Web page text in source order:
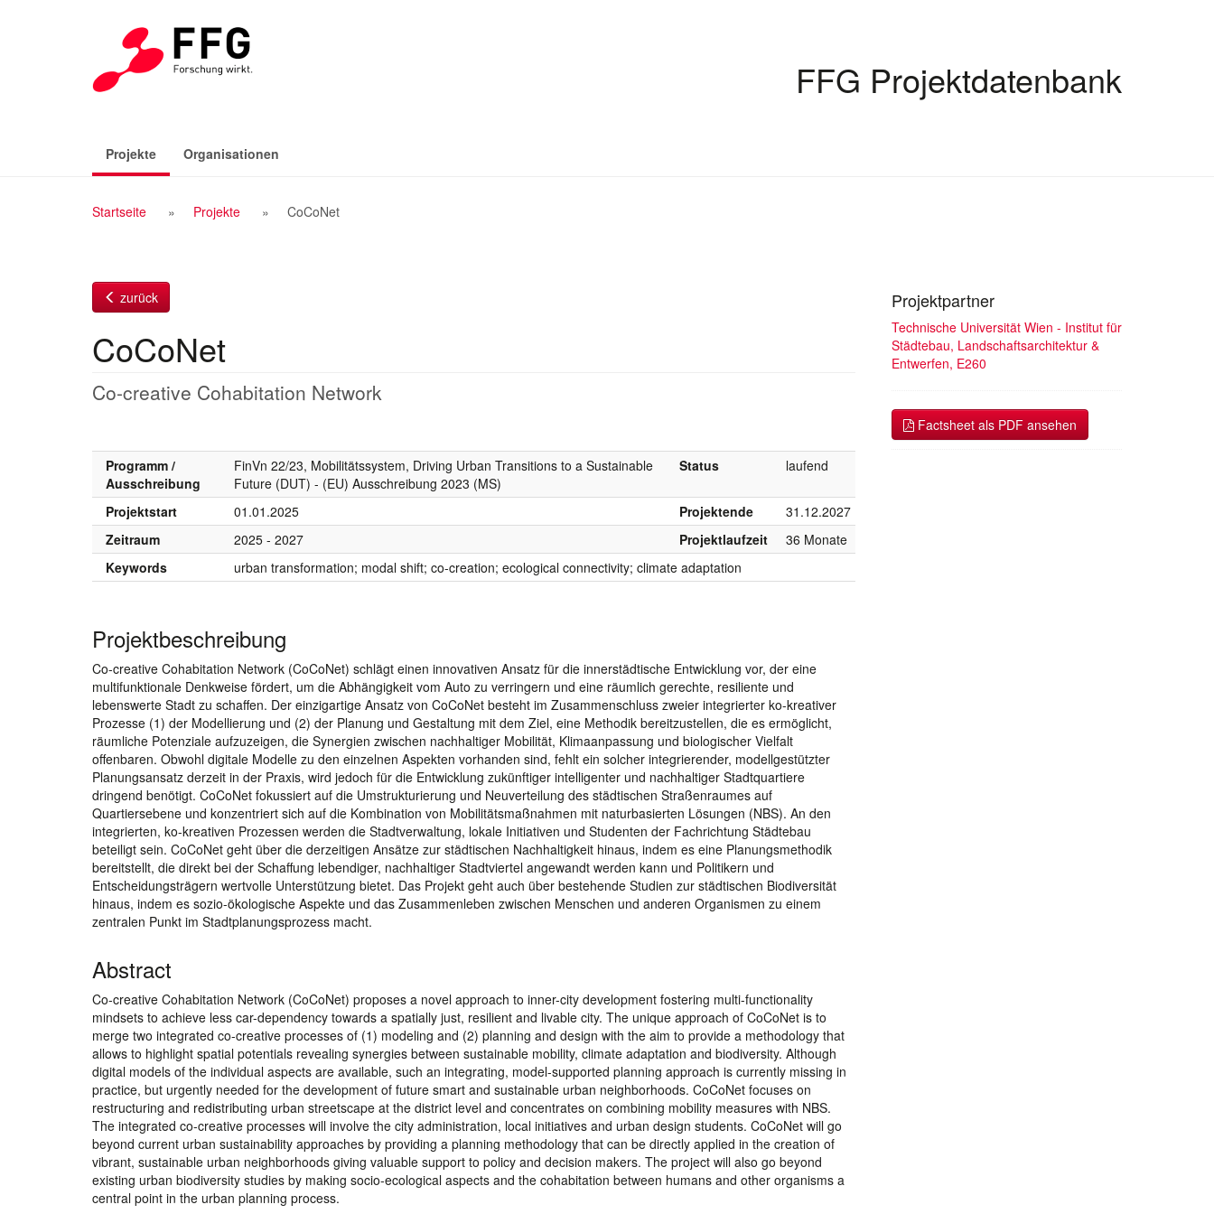
FFG Projektdatenbank
Projekte(aktiv)Organisationen
Breadcrumb
Startseite Projekte CoCoNet
zurück
CoCoNet
Co-creative Cohabitation Network
Programm /
Ausschreibung
FinVn 22/23, Mobilitätssystem, Driving Urban Transitions to a Sustainable
Future (DUT) - (EU) Ausschreibung 2023 (MS)
Status laufend
Projektstart 01.01.2025 Projektende
31.12.2027
Zeitraum
2025 - 2027 Projektlaufzeit
36 Monate
Keywords
urban transformation; modal shift; co-creation; ecological connectivity; climate adaptation
Projektbeschreibung
Co-creative Cohabitation Network (CoCoNet) schlägt einen innovativen Ansatz für die innerstädtische Entwicklung vor, der eine
multifunktionale Denkweise fördert, um die Abhängigkeit vom Auto zu verringern und eine räumlich gerechte, resiliente und
lebenswerte Stadt zu schaffen. Der einzigartige Ansatz von CoCoNet besteht im Zusammenschluss zweier integrierter ko-kreativer
Prozesse (1) der Modellierung und (2) der Planung und Gestaltung mit dem Ziel, eine Methodik bereitzustellen, die es ermöglicht,
räumliche Potenziale aufzuzeigen, die Synergien zwischen nachhaltiger Mobilität, Klimaanpassung und biologischer Vielfalt
offenbaren. Obwohl digitale Modelle zu den einzelnen Aspekten vorhanden sind, fehlt ein solcher integrierender, modellgestützter
Planungsansatz derzeit in der Praxis, wird jedoch für die Entwicklung zukünftiger intelligenter und nachhaltiger Stadtquartiere
dringend benötigt. CoCoNet fokussiert auf die Umstrukturierung und Neuverteilung des städtischen Straßenraumes auf
Quartiersebene und konzentriert sich auf die Kombination von Mobilitätsmaßnahmen mit naturbasierten Lösungen (NBS). An den
integrierten, ko-kreativen Prozessen werden die Stadtverwaltung, lokale Initiativen und Studenten der Fachrichtung Städtebau
beteiligt sein. CoCoNet geht über die derzeitigen Ansätze zur städtischen Nachhaltigkeit hinaus, indem es eine Planungsmethodik
bereitstellt, die direkt bei der Schaffung lebendiger, nachhaltiger Stadtviertel angewandt werden kann und Politikern und
Entscheidungsträgern wertvolle Unterstützung bietet. Das Projekt geht auch über bestehende Studien zur städtischen Biodiversität
hinaus, indem es sozio-ökologische Aspekte und das Zusammenleben zwischen Menschen und anderen Organismen zu einem
zentralen Punkt im Stadtplanungsprozess macht.
Abstract
Co-creative Cohabitation Network (CoCoNet) proposes a novel approach to inner-city development fostering multi-functionality
mindsets to achieve less car-dependency towards a spatially just, resilient and livable city. The unique approach of CoCoNet is to
merge two integrated co-creative processes of (1) modeling and (2) planning and design with the aim to provide a methodology that
allows to highlight spatial potentials revealing synergies between sustainable mobility, climate adaptation and biodiversity. Although
digital models of the individual aspects are available, such an integrating, model-supported planning approach is currently missing in
practice, but urgently needed for the development of future smart and sustainable urban neighborhoods. CoCoNet focuses on
restructuring and redistributing urban streetscape at the district level and concentrates on combining mobility measures with NBS.
The integrated co-creative processes will involve the city administration, local initiatives and urban design students. CoCoNet will go
beyond current urban sustainability approaches by providing a planning methodology that can be directly applied in the creation of
vibrant, sustainable urban neighborhoods giving valuable support to policy and decision makers. The project will also go beyond
existing urban biodiversity studies by making socio-ecological aspects and the cohabitation between humans and other organisms a
central point in the urban planning process.
Projektpartner
Technische Universität Wien - Institut für
Städtebau, Landschaftsarchitektur &
Entwerfen, E260
Factsheet als PDF ansehen